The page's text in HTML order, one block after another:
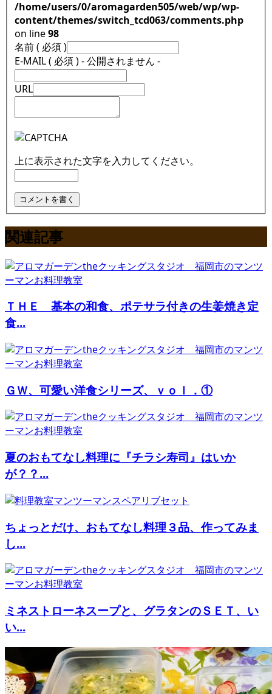
/home/users/0/aromagarden505/web/wp/wp-
content/themes/switch_tcd063/comments.php
on line98
名前 ( 必須 )
E-MAIL ( 必須 ) - 公開されません -
URL
上に表示された文字を入力してください。
関連記事
ＴＨＥ 基本の和食、ポテサラ付きの生姜焼き定
食...
ＧＷ、可愛い洋食シリーズ、ｖｏｌ．①
夏のおもてなし料理に『チラシ寿司』はいか
が？？...
ちょっとだけ、おもてなし料理３品、作ってみま
し...
ミネストローネスープと、グラタンのＳＥＴ、い
い...